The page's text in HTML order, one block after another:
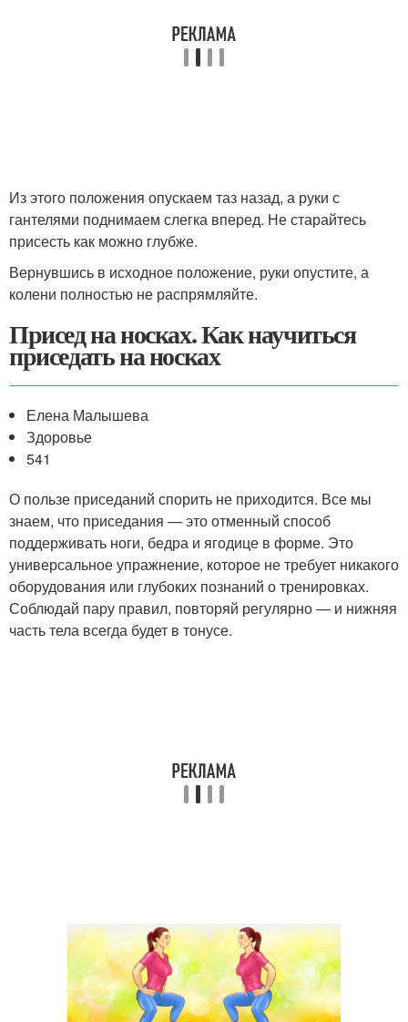
Из этого положения опускаем таз назад, а руки с
гантелями поднимаем слегка вперед. Не старайтесь
присесть как можно глубже.
Вернувшись в исходное положение, руки опустите, а
колени полностью не распрямляйте.
Присед на носках. Как научиться
приседать на носках
Елена Малышева
Здоровье
541
О пользе приседаний спорить не приходится. Все мы
знаем, что приседания — это отменный способ
поддерживать ноги, бедра и ягодице в форме. Это
универсальное упражнение, которое не требует никакого
оборудования или глубоких познаний о тренировках.
Соблюдай пару правил, повторяй регулярно — и нижняя
часть тела всегда будет в тонусе.